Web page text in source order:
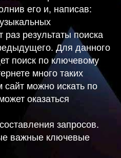
его и, написав:
раз результаты поиска
Для данного
поиск по ключевому
много таких
сайт можно искать по
оказаться
запросов.
важные ключевые